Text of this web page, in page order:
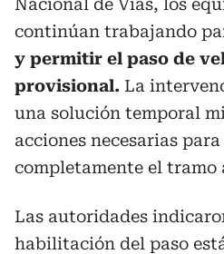
Nacional de Vías, los
continúan trabajando
y permitir el paso de
provisional. La
una solución temporal
acciones necesarias
completamente el tramo
Las autoridades
habilitación del paso